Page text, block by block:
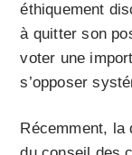
éthiquement
à quitter son
voter une
s’opposer
Récemment,